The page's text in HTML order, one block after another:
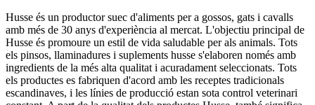
Husse és un productor suec d'aliments per a gossos, gats i cavalls
amb més de 30 anys d'experiència al mercat. L'objectiu principal de
Husse és promoure un estil de vida saludable per als animals. Tots
els pinsos, llaminadures i suplements husse s'elaboren només amb
ingredients de la més alta qualitat i acuradament seleccionats. Tots
els productes es fabriquen d'acord amb les receptes tradicionals
escandinaves, i les línies de producció estan sota control veterinari